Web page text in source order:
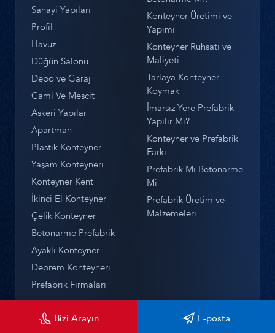
Sanayi Yapıları
Profil
Havuz
Düğün Salonu
Depo ve Garaj
Cami Ve Mescit
Askeri Yapılar
Apartman
Plastik Konteyner
Yaşam Konteyneri
Konteyner Kent
İkinci El Konteyner
Çelik Konteyner
Betonarme Prefabrik
Ayaklı Konteyner
Deprem Konteyneri
Prefabrik Firmaları
Konteyner Üretimi ve
Yapımı
Konteyner Ruhsatı ve
Maliyeti
Tarlaya Konteyner
Koymak
İmarsız Yere Prefabrik
Yapılır Mı?
Konteyner ve Prefabrik
Farkı
Prefabrik Mi Betonarme
Mi
Prefabrik Üretim ve
Malzemeleri
Bizi Arayın E-posta